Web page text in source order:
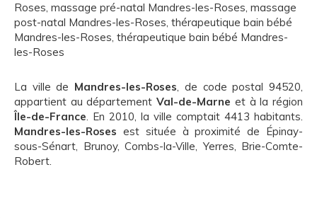
Roses, massage pré-natal Mandres-les-Roses, massage
post-natal Mandres-les-Roses, thérapeutique bain bébé
Mandres-les-Roses, thérapeutique bain bébé Mandres-
les-Roses
La ville de Mandres-les-Roses, de code postal 94520,
appartient au départementVal-de-Marne et à la région
Île-de-France. En 2010, la ville comptait 4413 habitants.
Mandres-les-Roses est située à proximité de Épinay-
sous-Sénart, Brunoy, Combs-la-Ville, Yerres, Brie-Comte-
Robert.